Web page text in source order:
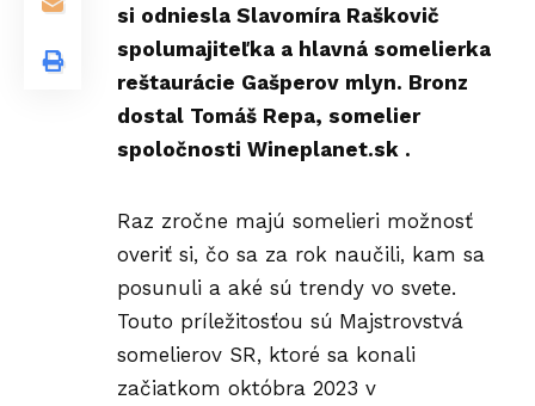
si odniesla Slavomíra Raškovič
spolumajiteľka a hlavná somelierka
reštaurácie Gašperov mlyn. Bronz
dostal Tomáš Repa, somelier
spoločnosti Wineplanet.sk .
Raz zročne majú somelieri možnosť
overiť si, čo sa za rok naučili, kam sa
posunuli a aké sú trendy vo svete.
Touto príležitosťou sú Majstrovstvá
somelierov SR, ktoré sa konali
začiatkom októbra 2023 v